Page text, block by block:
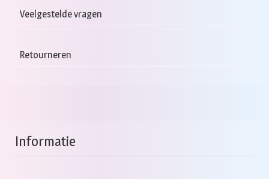
Veelgestelde vragen
Retourneren
Informatie